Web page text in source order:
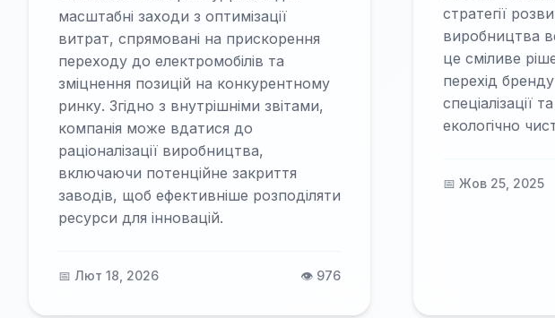
масштабні заходи з оптимізації
витрат, спрямовані на прискорення
переходу до електромобілів та
зміцнення позицій на конкурентному
ринку. Згідно з внутрішніми звітами,
компанія може вдатися до
раціоналізації виробництва,
включаючи потенційне закриття
заводів, щоб ефективніше розподіляти
ресурси для інновацій.
📅 Лют 18, 2026 👁️ 976
стратегії
виробництва
це сміливе
перехід
спеціалізації
екологічно
📅 Жов 25, 2025